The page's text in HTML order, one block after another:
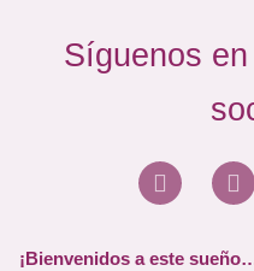
Síguenos
¡Bienvenidos a este